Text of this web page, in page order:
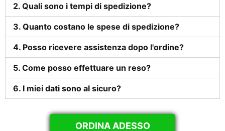
2. Quali sono i tempi di spedizione?
3. Quanto costano le spese di spedizione?
4. Posso ricevere assistenza dopo l'ordine?
5. Come posso effettuare un reso?
6. I miei dati sono al sicuro?
ORDINA ADESSO